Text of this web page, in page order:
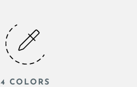
4 COLORS